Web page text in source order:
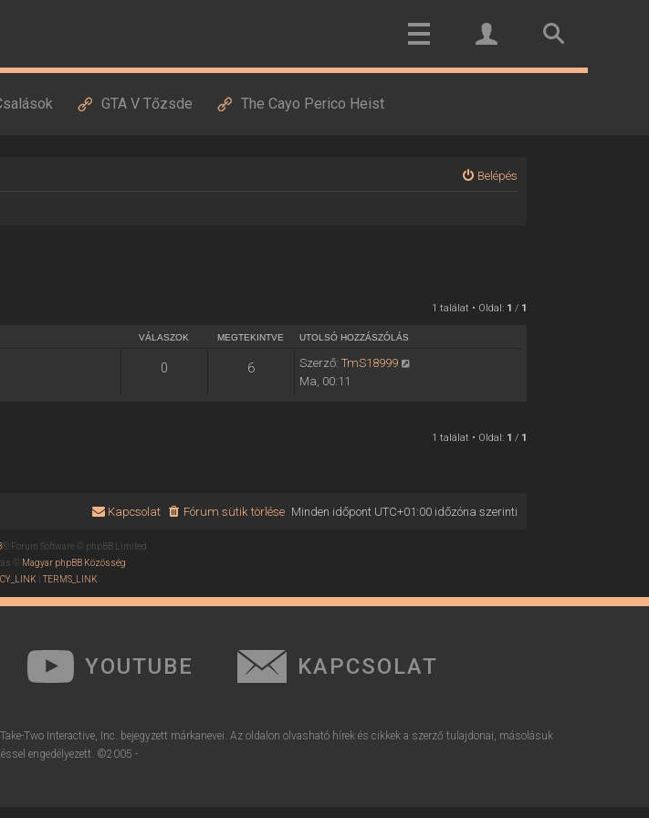
GTA V Tőzsde The Cayo Perico Heist
Belépés
1 találat • Oldal: 1 / 1
VÁLASZOK MEGTEKINTVE UTOLSÓ HOZZÁSZÓLÁS
0 6 Szerző: TmS18999
Ma, 00:11
1 találat • Oldal: 1 / 1
Minden időpont UTC+01:00időzóna szerinti
Fórum sütik törlése
Kapcsolat
® Forum Software © phpBB Limited
© Magyar phpBB Közösség
|TERMS_LINK
YOUTUBE KAPCSOLAT
Two Interactive, Inc. bejegyzett márkanevei. Az oldalon olvasható hírek és cikkek a szerző tulajdonai, másolásuk
engedélyezett. ©2005 -